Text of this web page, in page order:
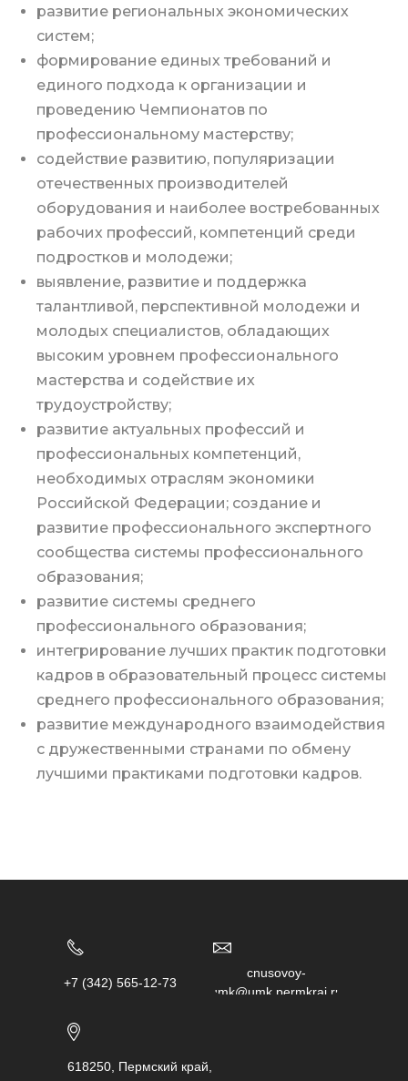
развитие региональных экономических
систем;
формирование единых требований и
единого подхода к организации и
проведению Чемпионатов по
профессиональному мастерству;
содействие развитию, популяризации
отечественных производителей
оборудования и наиболее востребованных
рабочих профессий, компетенций среди
подростков и молодежи;
выявление, развитие и поддержка
талантливой, перспективной молодежи и
молодых специалистов, обладающих
высоким уровнем профессионального
мастерства и содействие их
трудоустройству;
развитие актуальных профессий и
профессиональных компетенций,
необходимых отраслям экономики
Российской Федерации; создание и
развитие профессионального экспертного
сообщества системы профессионального
образования;
развитие системы среднего
профессионального образования;
интегрирование лучших практик подготовки
кадров в образовательный процесс системы
среднего профессионального образования;
развитие международного взаимодействия
с дружественными странами по обмену
лучшими практиками подготовки кадров.
+7 (342) 565-12-73
chusovoy-
umk@umk.permkrai.ru
618250, Пермский край,